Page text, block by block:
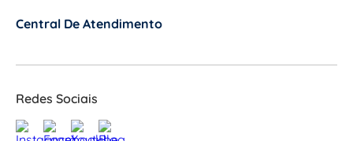
Central De Atendimento
Redes Sociais